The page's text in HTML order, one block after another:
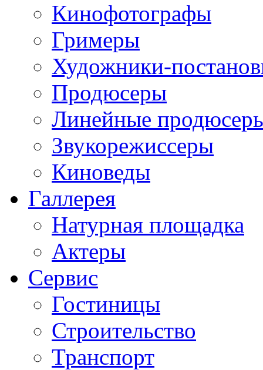
Кинофотографы
Гримеры
Художники-
Продюсеры
Линейные
Звукорежиссеры
Киноведы
Галлерея
Натурная площадка
Актеры
Сервис
Гостиницы
Строительство
Транспорт